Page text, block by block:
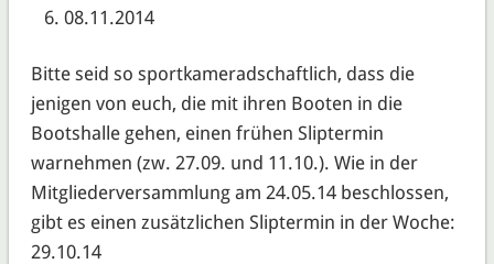
08.11.2014
Bitte seid so sportkameradschaftlich, dass die
jenigen von euch, die mit ihren Booten in die
Bootshalle gehen, einen frühen Sliptermin
warnehmen (zw. 27.09. und 11.10.). Wie in der
Mitgliederversammlung am 24.05.14 beschlossen,
gibt es einen zusätzlichen Sliptermin in der Woche:
29.10.14